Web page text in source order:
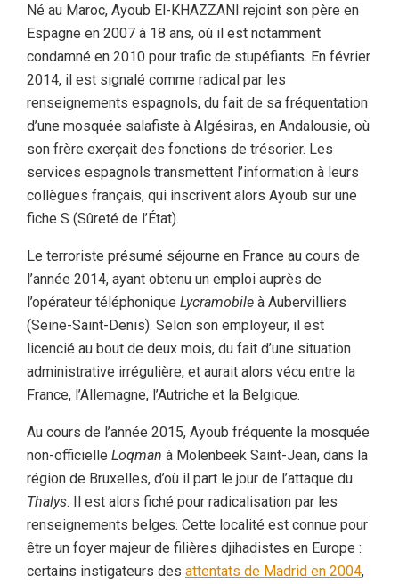
Né au Maroc, Ayoub El-KHAZZANI rejoint son père en
Espagne en 2007 à 18 ans, où il est notamment
condamné en 2010 pour trafic de stupéfiants. En février
2014, il est signalé comme radical par les
renseignements espagnols, du fait de sa fréquentation
d’une mosquée salafiste à Algésiras, en Andalousie, où
son frère exerçait des fonctions de trésorier. Les
services espagnols transmettent l’information à leurs
collègues français, qui inscrivent alors Ayoub sur une
fiche S (Sûreté de l’État).
Le terroriste présumé séjourne en France au cours de
l’année 2014, ayant obtenu un emploi auprès de
l’opérateur téléphonique Lycramobile à Aubervilliers
(Seine-Saint-Denis). Selon son employeur, il est
licencié au bout de deux mois, du fait d’une situation
administrative irrégulière, et aurait alors vécu entre la
France, l’Allemagne, l’Autriche et la Belgique.
Au cours de l’année 2015, Ayoub fréquente la mosquée
non-officielle Loqman à Molenbeek Saint-Jean, dans la
région de Bruxelles, d’où il part le jour de l’attaque du
Thalys. Il est alors fiché pour radicalisation par les
renseignements belges. Cette localité est connue pour
être un foyer majeur de filières djihadistes en Europe :
certains instigateurs des attentats de Madrid en 2004,